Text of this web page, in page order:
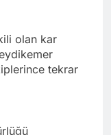
olan kar
tekrar